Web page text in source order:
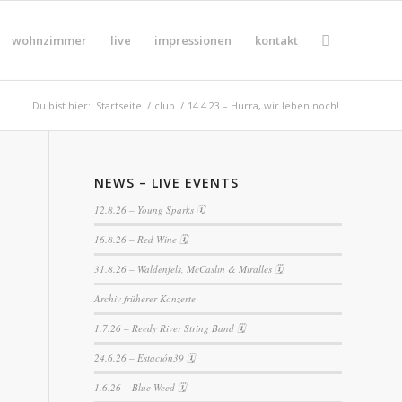
wohnzimmer live impressionen kontakt
Du bist hier: Startseite / club / 14.4.23 – Hurra, wir leben noch!
NEWS – LIVE EVENTS
12.8.26 – Young Sparks 🗓
16.8.26 – Red Wine 🗓
31.8.26 – Waldenfels, McCaslin & Miralles 🗓
Archiv früherer Konzerte
1.7.26 – Reedy River String Band 🗓
24.6.26 – Estación39 🗓
1.6.26 – Blue Weed 🗓